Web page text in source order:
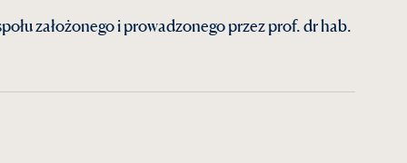
założonego i prowadzonego przez prof. dr hab.